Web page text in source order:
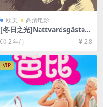
欧美 高清电影
[冬日之光]Nattvardsgästern
a (1963)[百度网盘+夸克网盘1
080P超清未删减资源][网盘在
线播放/下载][MP4/5.2GB][中
文字幕]
2 年前 2.8
VIP